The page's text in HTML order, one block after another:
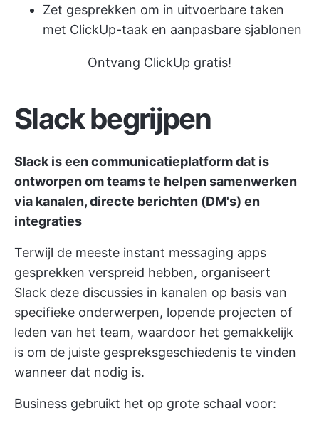
Zet gesprekken om in uitvoerbare taken
met ClickUp-taak en aanpasbare sjablonen
Ontvang ClickUp gratis!
Slack begrijpen
Slack is een communicatieplatform dat is
ontworpen om teams te helpen samenwerken
via kanalen, directe berichten (DM's) en
integraties
Terwijl de meeste instant messaging apps
gesprekken verspreid hebben, organiseert
Slack deze discussies in kanalen op basis van
specifieke onderwerpen, lopende projecten of
leden van het team, waardoor het gemakkelijk
is om de juiste gespreksgeschiedenis te vinden
wanneer dat nodig is.
Business gebruikt het op grote schaal voor: